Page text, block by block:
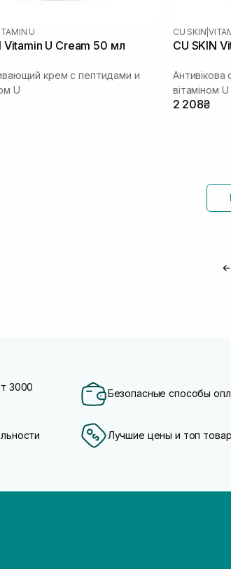
U
Vitamin U Cream 50 мл
крем с пептидами и
U
CU SKIN |
CU SKIN
Антивікова
вітаміном U
2 208₴
←
3000
Безопасные способы
Лучшие цены и топ